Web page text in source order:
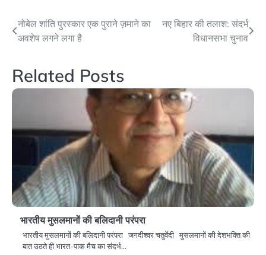
Post
navigation
नोबेल शांति पुरस्कार एक पुराने ज़माने का
अवशेष लगने लगा है
नए बिहार की तलाश: संदर्भ
विधानसभा चुनाव
Related Posts
भारतीय मुसलमानों की बलिदानी परंपरा
भारतीय मुसलमानों की बलिदानी परंपरा जगदीश्वर चतुर्वेदी मुसलमानों की देशभक्ति की
बात उठते ही भारत-पाक मैच का संदर्भ…